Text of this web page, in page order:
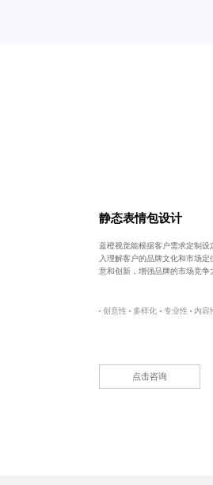
静态表情包设计
蓝橙视觉能根据客户需求定制
入理解客户的品牌文化和市场
意和创新，增强品牌的市场竞争
创意性 多样化 专业性 内容
点击咨询